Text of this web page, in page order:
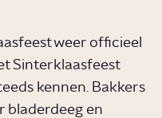
weer officieel
Sinterklaasfeest
kennen. Bakkers
bladerdeeg en